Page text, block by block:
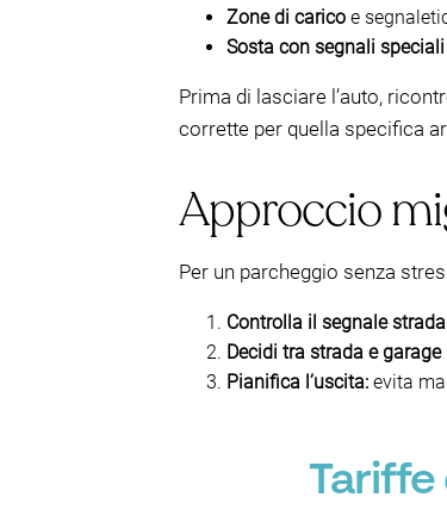
Zone di carico e
Sosta con segnali speciali
Prima di lasciare l’auto,
corrette per quella specifica
Approccio
Per un parcheggio senza
Controlla il segnale
Decidi tra strada e
Pianifica l’uscita: evita
Tariffe